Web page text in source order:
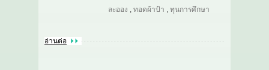
ละออง , ทอดผ้าป้า , ทุนการศึกษา
อ่านต่อ